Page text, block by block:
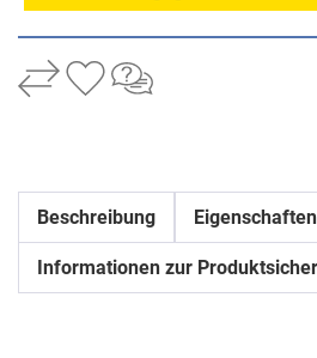
Beschreibung Eigenschaften
Informationen zur